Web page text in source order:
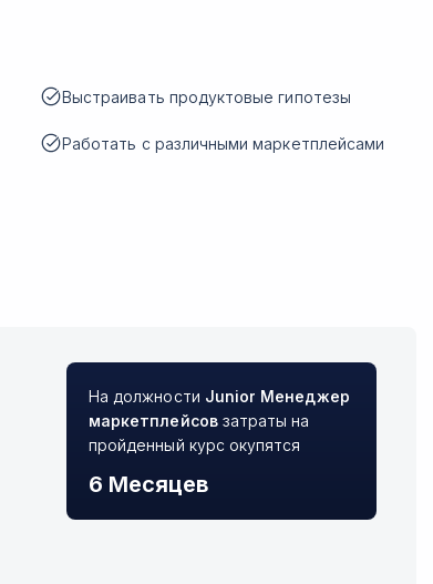
Выстраивать продуктовые гипотезы
Работать с различными маркетплейсами
На должности Junior Менеджер
маркетплейсовзатраты на
пройденный курс окупятся
6 Месяцев